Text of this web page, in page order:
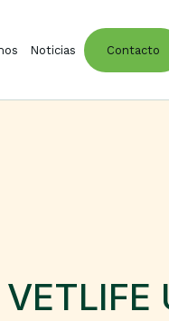
Noticias Contacto